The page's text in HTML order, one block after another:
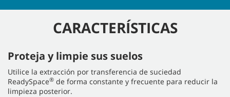
CARACTERÍSTICAS
Proteja y limpie sus suelos
Utilice la extracción por transferencia de suciedad
ReadySpace® de forma constante y frecuente para reducir la
limpieza posterior.